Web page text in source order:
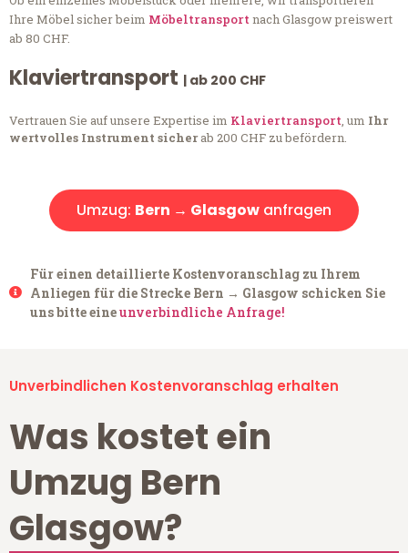
Ihre Möbel sicher beim Möbeltransportnach Glasgow preiswert
ab 80 CHF.
Klaviertransport | ab 200 CHF
Vertrauen Sie auf unsere Expertise im Klaviertransport, um Ihr
wertvolles Instrument sicherab 200 CHF zu befördern.
Umzug: Bern → Glasgow anfragen
Für einen detaillierte Kostenvoranschlag zu Ihrem
Anliegen für die Strecke Bern → Glasgow schicken Sie
uns bitte eineunverbindliche Anfrage!
Unverbindlichen Kostenvoranschlag erhalten
Was kostet ein
Umzug Bern
Glasgow?